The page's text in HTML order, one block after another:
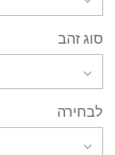
סוג זהב
לבחירה